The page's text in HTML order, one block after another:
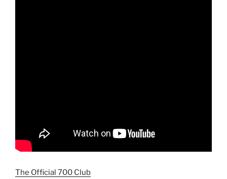
The Official 700 Club